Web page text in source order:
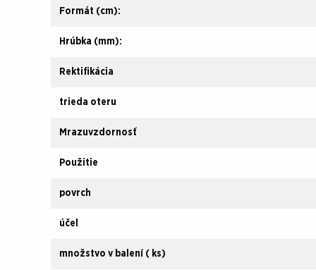
Formát (cm):
Hrúbka (mm):
Rektifikácia
trieda oteru
Mrazuvzdornosť
Použitie
povrch
účel
množstvo v balení ( ks)